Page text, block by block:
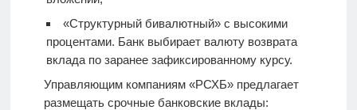
«Структурный бивалютный» с высокими
процентами. Банк выбирает валюту возврата
вклада по заранее зафиксированному курсу.
Управляющим компаниям «РСХБ» предлагает
размещать срочные банковские вклады: